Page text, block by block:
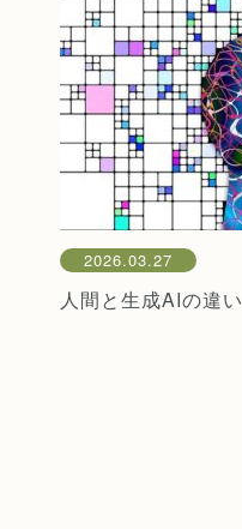
2026.03.27
人間と生成AIの違い